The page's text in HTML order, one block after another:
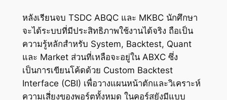
หลังเรียนจบ TSDC ABQC และ MKBC นักศึกษา
จะได้ระบบที่มีประสิทธิภาพใช้งานได้จริง ถือเป็น
ความรู้หลักสำหรับ System, Backtest, Quant
และ Market ส่วนที่เหลือจะอยู่ใน ABXC ซึ่ง
เป็นการเขียนโค้ดด้วย Custom Backtest
Interface (CBI) เพื่อวางแผนหน้าตักและวิเคราะห์
ความเสี่ยงของพอร์ตทั้งหมด ในคอร์สยังมีแบบ